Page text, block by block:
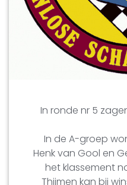
In ronde nr 5
In de A-groep
Henk van Gool en
het klassement
Thijmen kan bij